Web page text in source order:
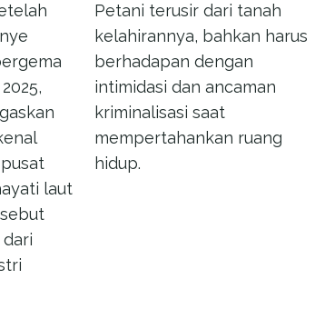
laut
Petani terusir dari tanah
kelahirannya, bahkan harus
berhadapan dengan
intimidasi dan ancaman
kriminalisasi saat
mempertahankan ruang
hidup.